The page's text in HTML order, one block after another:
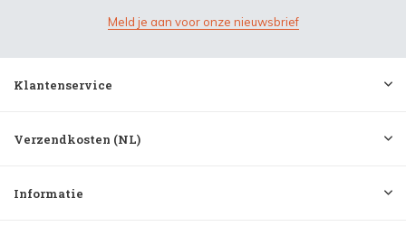
Meld je aan voor onze nieuwsbrief
Klantenservice
Verzendkosten (NL)
Informatie